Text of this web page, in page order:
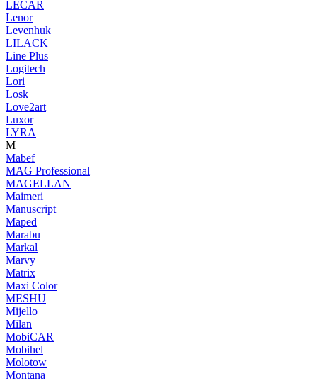
LECAR
Lenor
Levenhuk
LILACK
Line Plus
Logitech
Lori
Losk
Love2art
Luxor
LYRA
M
Mabef
MAG Professional
MAGELLAN
Maimeri
Manuscript
Maped
Marabu
Markal
Marvy
Matrix
Maxi Color
MESHU
Mijello
Milan
MobiCAR
Mobihel
Molotow
Montana